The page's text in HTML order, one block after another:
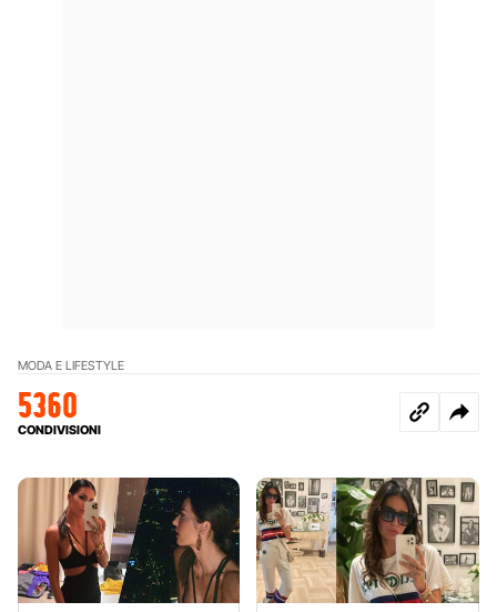
MODA E LIFESTYLE
5360
CONDIVISIONI